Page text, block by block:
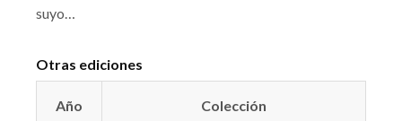
suyo…
Otras ediciones
Año Colección